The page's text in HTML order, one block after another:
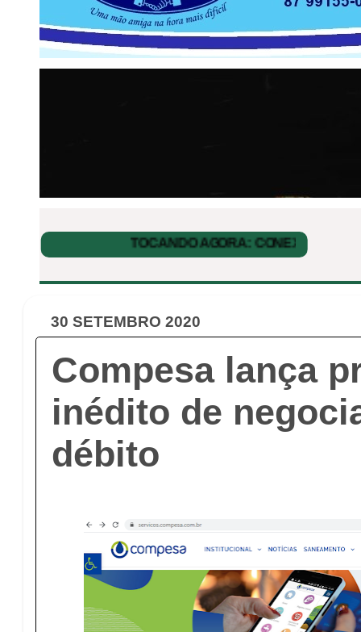
30 SETEMBRO 2020
Compesa lança
inédito de
débito